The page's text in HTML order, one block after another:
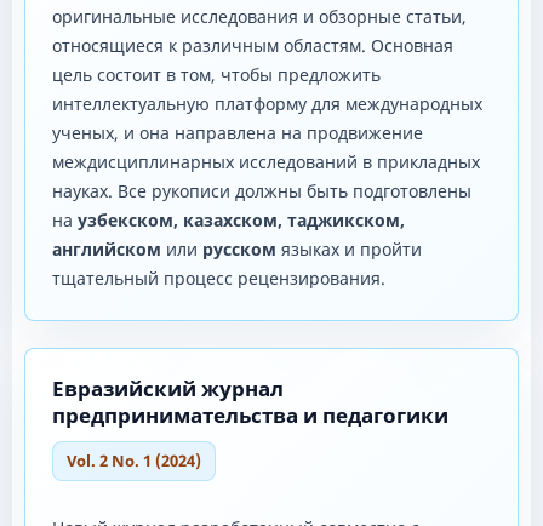
оригинальные исследования и обзорные статьи,
относящиеся к различным областям. Основная
цель состоит в том, чтобы предложить
интеллектуальную платформу для международных
ученых, и она направлена ​​на продвижение
междисциплинарных исследований в прикладных
науках. Все рукописи должны быть подготовлены
на узбекском, казахском, таджикском,
английском или русском языках и пройти
тщательный процесс рецензирования.
Евразийский журнал
предпринимательства и педагогики
Vol. 2 No. 1 (2024)